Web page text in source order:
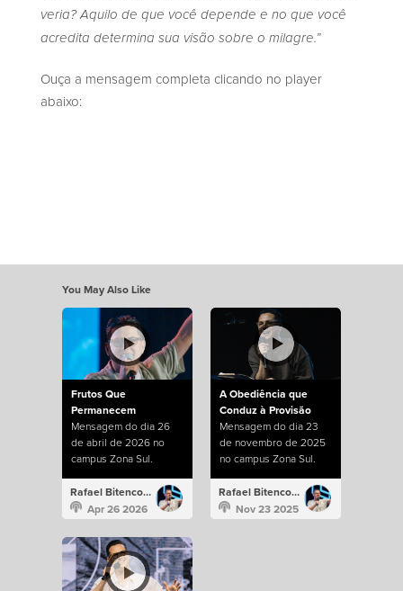
veria? Aquilo de que você depende e no que você
acredita determina sua visão sobre o milagre.”
Ouça a mensagem completa clicando no player
abaixo:
You May Also Like
Frutos Que
Permanecem
Mensagem do dia 26
de abril de 2026 no
campus Zona Sul.
Rafael Bitencourt
Apr 26 2026
A Obediência que
Conduz à Provisão
Mensagem do dia 23
de novembro de 2025
no campus Zona Sul.
Rafael Bitencourt
Nov 23 2025